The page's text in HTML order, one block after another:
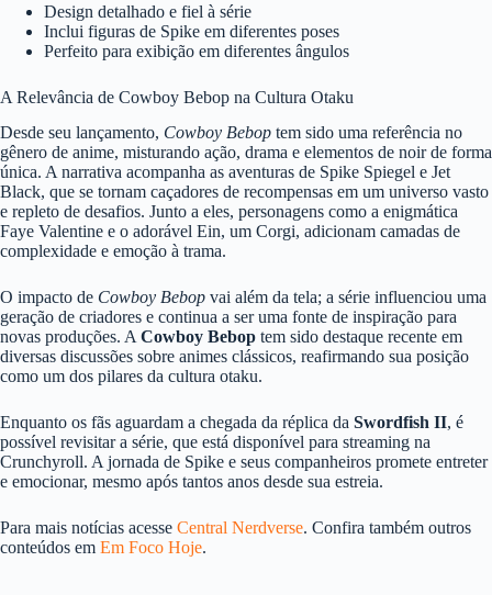
Design detalhado e fiel à série
Inclui figuras de Spike em diferentes poses
Perfeito para exibição em diferentes ângulos
A Relevância de Cowboy Bebop na Cultura Otaku
Desde seu lançamento, Cowboy Bebop tem sido uma referência no
gênero de anime, misturando ação, drama e elementos de noir de forma
única. A narrativa acompanha as aventuras de Spike Spiegel e Jet
Black, que se tornam caçadores de recompensas em um universo vasto
e repleto de desafios. Junto a eles, personagens como a enigmática
Faye Valentine e o adorável Ein, um Corgi, adicionam camadas de
complexidade e emoção à trama.
O impacto de Cowboy Bebop vai além da tela; a série influenciou uma
geração de criadores e continua a ser uma fonte de inspiração para
novas produções. ACowboy Bebop tem sido destaque recente em
diversas discussões sobre animes clássicos, reafirmando sua posição
como um dos pilares da cultura otaku.
Enquanto os fãs aguardam a chegada da réplica da Swordfish II, é
possível revisitar a série, que está disponível para streaming na
Crunchyroll. A jornada de Spike e seus companheiros promete entreter
e emocionar, mesmo após tantos anos desde sua estreia.
Para mais notícias acesse Central Nerdverse. Confira também outros
conteúdos em Em Foco Hoje.